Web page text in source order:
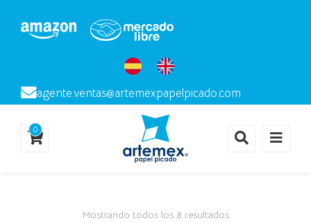
agente.ventas@artemexpapelpicado.com
0
Mostrando todos los 8 resultados